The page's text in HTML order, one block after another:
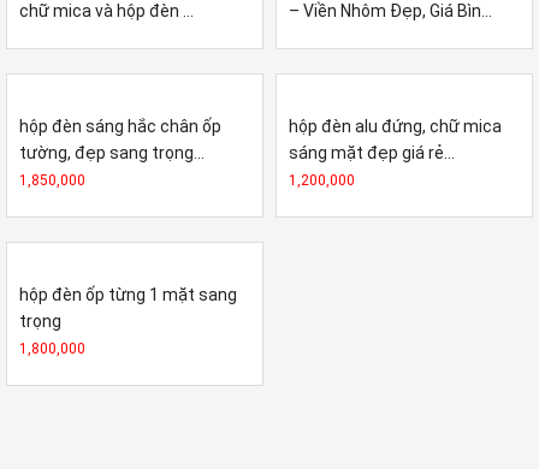
chữ mica và hộp đèn ...
– Viền Nhôm Đẹp, Giá Bìn...
hộp đèn sáng hắc chân ốp
tường, đẹp sang trọng...
1,850,000
hộp đèn alu đứng, chữ mica
sáng mặt đẹp giá rẻ...
1,200,000
hộp đèn ốp từng 1 mặt sang
trọng
1,800,000